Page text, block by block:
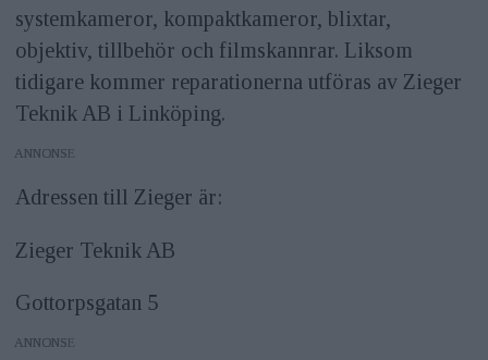
systemkameror, kompaktkameror, blixtar,
objektiv, tillbehör och filmskannrar. Liksom
tidigare kommer reparationerna utföras av Zieger
Teknik AB i Linköping.
ANNONS
Adressen till Zieger är:
Zieger Teknik AB
Gottorpsgatan 5
ANNONS